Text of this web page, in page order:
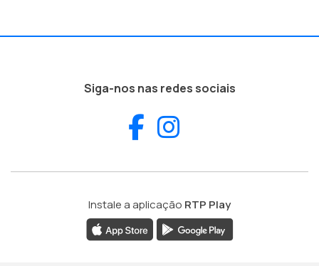
Siga-nos nas redes sociais
Facebook
Instale a aplicação RTP Play